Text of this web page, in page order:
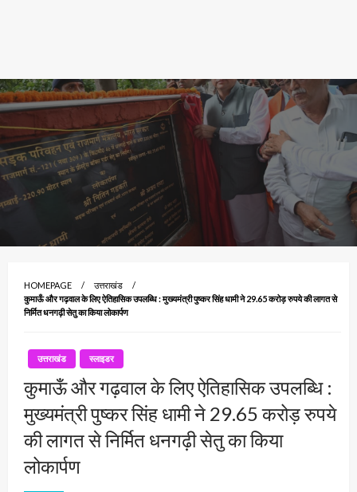
HOMEPAGE
उत्तराखंड
कुमाऊँ और गढ़वाल के लिए ऐतिहासिक उपलब्धि : मुख्यमंत्री पुष्कर सिंह धामी ने 29.65 करोड़ रुपये की लागत से
निर्मित धनगढ़ी सेतु का किया लोकार्पण
उत्तराखंड स्लाइडर
कुमाऊँ और गढ़वाल के लिए ऐतिहासिक उपलब्धि :
मुख्यमंत्री पुष्कर सिंह धामी ने 29.65 करोड़ रुपये
की लागत से निर्मित धनगढ़ी सेतु का किया
लोकार्पण